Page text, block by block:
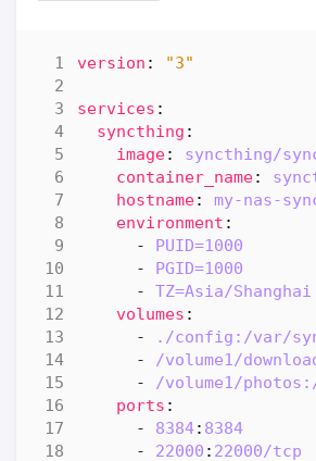
version : "3"
services :
syncthing :
image:
syncthing/
container_name:
hostname:
my-nas-
environment :
- PUID=1000
- PGID=1000
- TZ=Asia/Shanghai
volumes :
-
./config:/var/
- /volume1/
- /volume1/
ports :
- 8384: 8384
- 22000 : 22000/tcp